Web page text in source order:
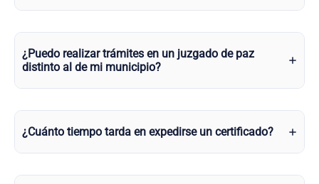
¿Puedo realizar trámites en un juzgado de paz
distinto al de mi municipio?
¿Cuánto tiempo tarda en expedirse un certificado?